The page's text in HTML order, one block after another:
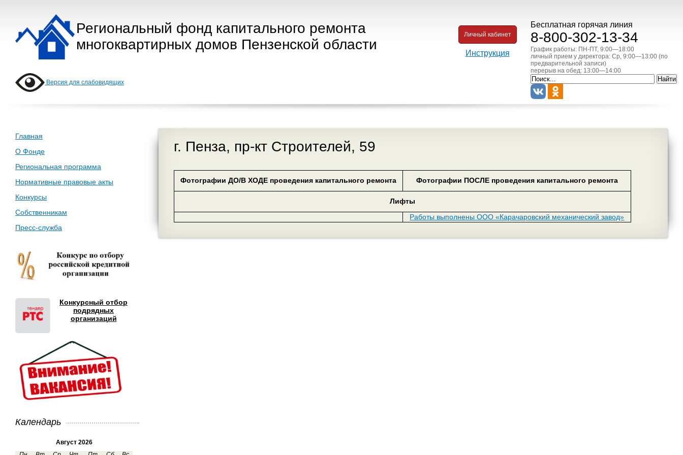
Региональный фонд капитального ремонта
многоквартирных домов Пензенской области
Бесплатная горячая линия
8-800-302-13-34
График работы: ПН-ПТ, 9:00—18:00
личный прием у директора: Ср, 9:00—13:00 (по
предварительной записи)
перерыв на обед: 13:00—14:00
Личный кабинет
Инструкция
Версия для слабовидящих
Главная
О Фонде
Региональная программа
Нормативные правовые акты
Конкурсы
Собственникам
Пресс-служба
Конкурсный отбор
подрядных
организаций
Календарь
Август 2026
г. Пенза, пр-кт Строителей, 59
Фотографии ДО/В ХОДЕ проведения капитального ремонта Фотографии ПОСЛЕ проведения капитального ремонта
Лифты
Работы выполнены ООО «Карачаровский механический завод»